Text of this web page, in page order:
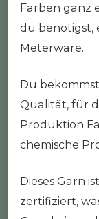
Farben ganz
du benötigst,
Meterware.
Du
Qualität, für
Produktion
chemische
Dieses Garn
zertifiziert,